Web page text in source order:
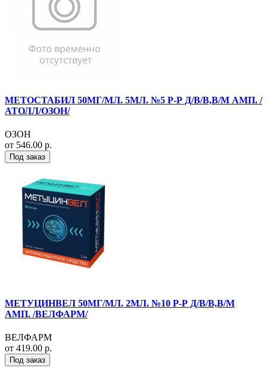
МЕТОСТАБИЛ 50МГ/МЛ. 5МЛ. №5 Р-Р Д/В/В,В/М АМП. /
АТОЛЛ/ОЗОН/
ОЗОН
от 546.00 р.
Под заказ
МЕТУЦИНВЕЛ 50МГ/МЛ. 2МЛ. №10 Р-Р Д/В/В,В/М
АМП. /ВЕЛФАРМ/
ВЕЛФАРМ
от 419.00 р.
Под заказ